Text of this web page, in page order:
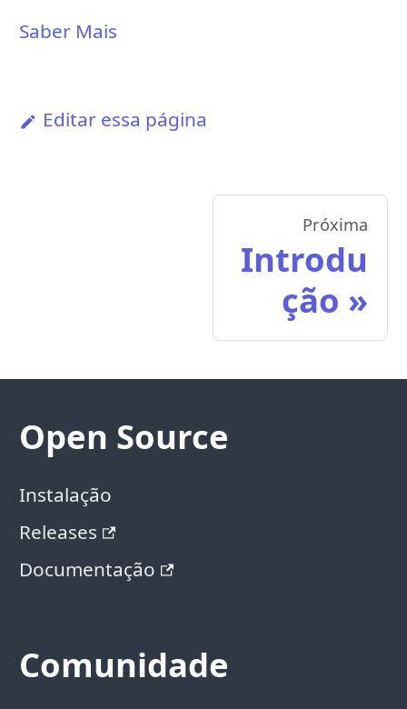
Saber Mais
Editar essa página
Próxima
Introdu
ção
Open Source
Instalação
Releases
Documentação
Comunidade